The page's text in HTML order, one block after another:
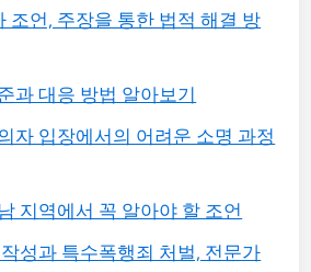
조언, 주장을 통한 법적 해결 방
과 대응 방법 알아보기
자 입장에서의 어려운 소명 과정
지역에서 꼭 알아야 할 조언
성과 특수폭행죄 처벌, 전문가